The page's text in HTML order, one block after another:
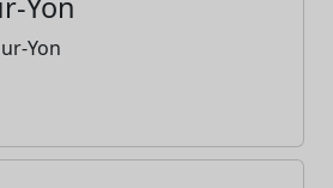
Yon